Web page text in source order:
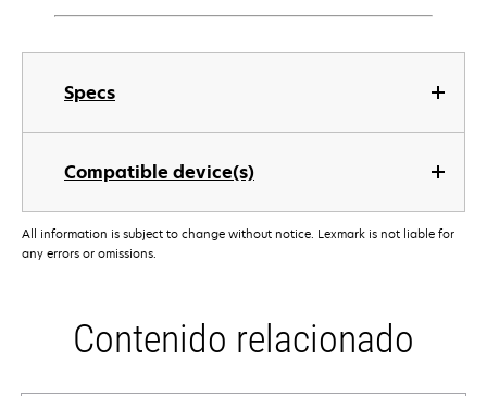
Specs
Compatible device(s)
All information is subject to change without notice. Lexmark is not liable for
any errors or omissions.
Contenido relacionado